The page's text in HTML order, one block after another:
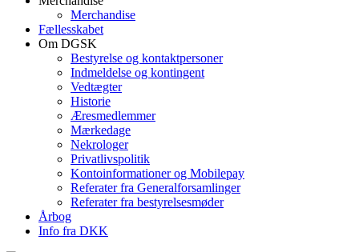
Merchandise
Fællesskabet
Om DGSK
Bestyrelse og kontaktpersoner
Indmeldelse og kontingent
Vedtægter
Historie
Æresmedlemmer
Mærkedage
Nekrologer
Privatlivspolitik
Kontoinformationer og Mobilepay
Referater fra Generalforsamlinger
Referater fra bestyrelsesmøder
Årbog
Info fra DKK